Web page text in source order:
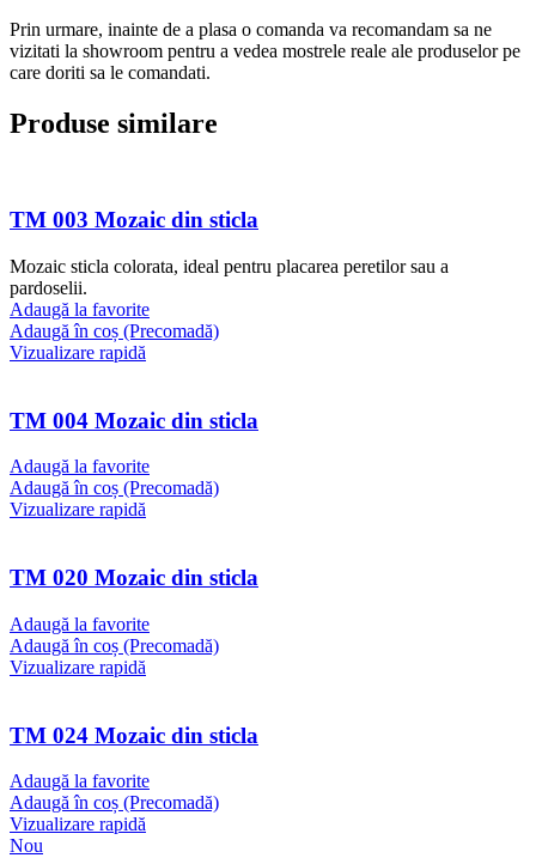
Prin urmare, inainte de a plasa o comanda va recomandam sa ne
vizitati la showroom pentru a vedea mostrele reale ale produselor pe
care doriti sa le comandati.
Produse similare
TM 003 Mozaic din sticla
Mozaic sticla colorata, ideal pentru placarea peretilor sau a
pardoselii.
Adaugă la favorite
Adaugă în coș (Precomadă)
Vizualizare rapidă
TM 004 Mozaic din sticla
Adaugă la favorite
Adaugă în coș (Precomadă)
Vizualizare rapidă
TM 020 Mozaic din sticla
Adaugă la favorite
Adaugă în coș (Precomadă)
Vizualizare rapidă
TM 024 Mozaic din sticla
Adaugă la favorite
Adaugă în coș (Precomadă)
Vizualizare rapidă
Nou